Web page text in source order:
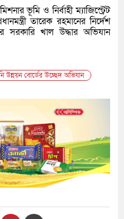
ভূমি ও নির্বাহী ম্যাজিস্ট্রেট
তারেক রহমানের নির্দেশ
সরকারি খাল উদ্ধার অভিযান
বোর্ডের উচ্ছেদ অভিযান